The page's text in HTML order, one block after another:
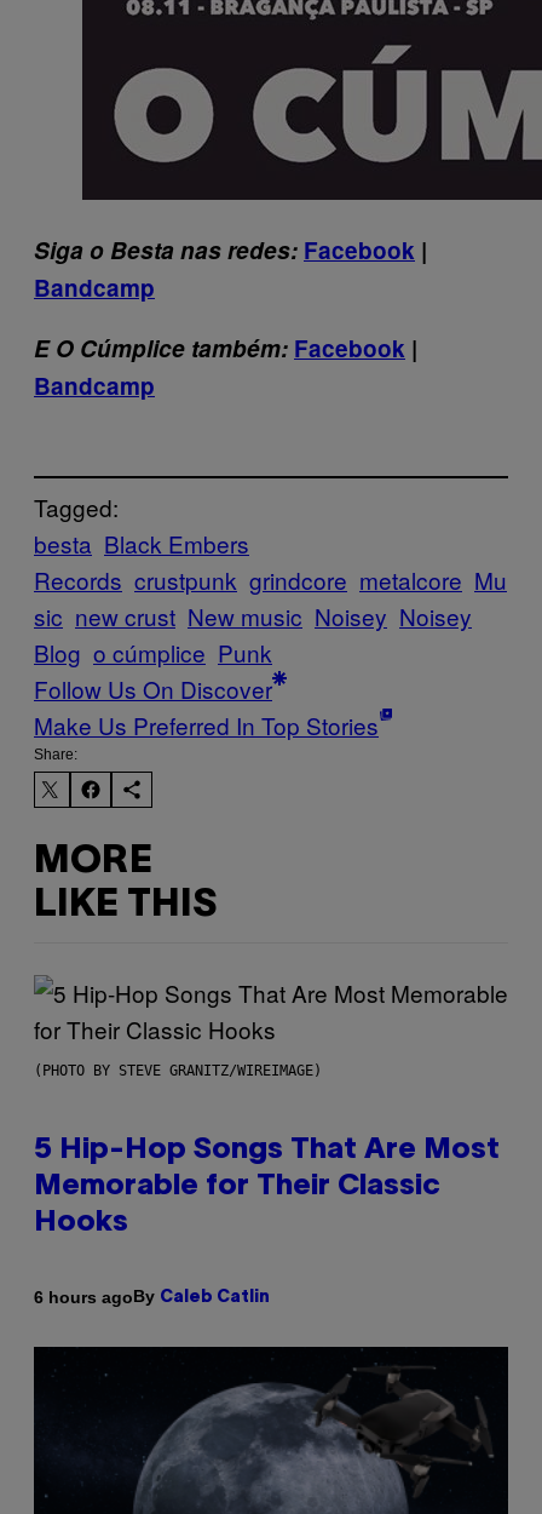
Siga o Besta nas redes: Facebook |
Bandcamp
E O Cúmplice também: Facebook |
Bandcamp
Tagged:
besta Black Embers
Records crustpunk grindcore metalcore Mu
sic new crust New music Noisey Noisey
Blog o cúmplice Punk
Follow Us On Discover
Make Us Preferred In Top Stories
Share:
MORE
LIKE THIS
(PHOTO BY STEVE GRANITZ/WIREIMAGE)
5 Hip-Hop Songs That Are Most
Memorable for Their Classic
Hooks
6 hours agoBy Caleb Catlin